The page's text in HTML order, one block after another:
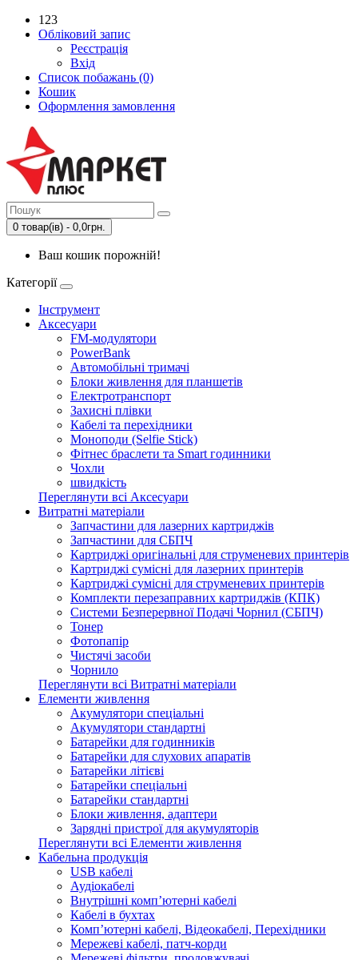
123
Обліковий запис
Реєстрація
Вхід
Список побажань (0)
Кошик
Оформлення замовлення
0 товар(ів) - 0,0грн.
Ваш кошик порожній!
Категорії
Інструмент
Аксесуари
FM-модулятори
PowerBank
Автомобільні тримачі
Блоки живлення для планшетів
Електротранспорт
Захисні плівки
Кабелі та перехідники
Моноподи (Selfie Stick)
Фітнес браслети та Smart годинники
Чохли
швидкість
Переглянути всі Аксесуари
Витратні матеріали
Запчастини для лазерних картриджів
Запчастини для СБПЧ
Картриджі оригінальні для струменевих принтерів
Картриджі сумісні для лазерних принтерів
Картриджі сумісні для струменевих принтерів
Комплекти перезаправних картриджів (КПК)
Системи Безперервної Подачі Чорнил (СБПЧ)
Тонер
Фотопапір
Чистячі засоби
Чорнило
Переглянути всі Витратні матеріали
Елементи живлення
Акумулятори спеціальні
Акумулятори стандартні
Батарейки для годинників
Батарейки для слухових апаратів
Батарейки літієві
Батарейки спеціальні
Батарейки стандартні
Блоки живлення, адаптери
Зарядні пристрої для акумуляторів
Переглянути всі Елементи живлення
Кабельна продукція
USB кабелі
Аудіокабелі
Внутрішні комп’ютерні кабелі
Кабелі в бухтах
Комп’ютерні кабелі, Відеокабелі, Перехідники
Мережеві кабелі, патч-корди